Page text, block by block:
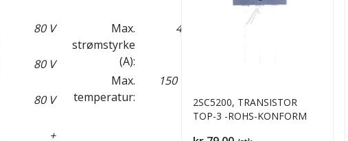
80 V
80 V
80 V
+
Max.
strømstyrke
(A):
4 A
Max.
temperatur:
150 °C
2SC5200, TRANSISTOR
TOP-3 -ROHS-KONFORM